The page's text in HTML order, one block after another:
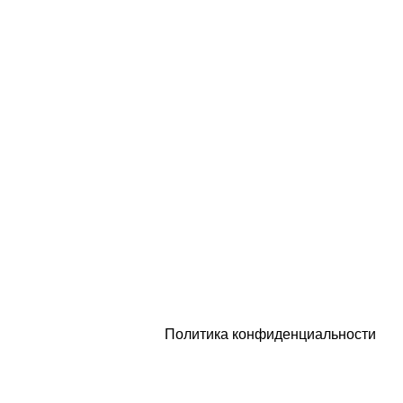
Политика конфиденциальности